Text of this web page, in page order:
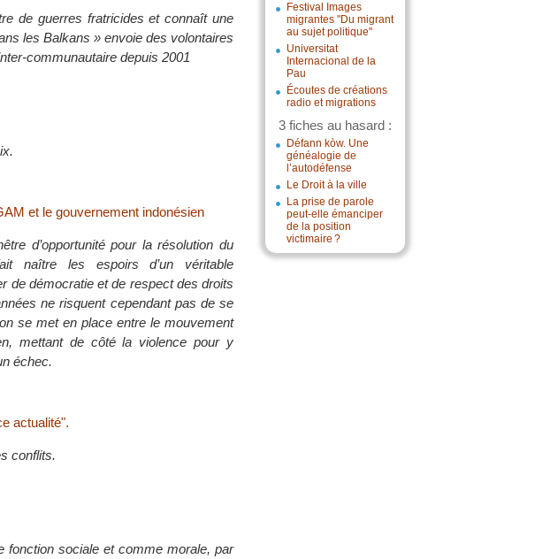
Festival Images
migrantes "Du migrant
au sujet politique"
Universitat
Internacional de la
Pau
Écoutes de créations
radio et migrations
3 fiches au hasard :
Défann kòw. Une
généalogie de
l’autodéfense
Le Droit à la ville
La prise de parole
peut-elle émanciper
de la position
victimaire ?
de guerres fratricides et connaît une
les Balkans » envoie des volontaires
communautaire depuis 2001
et le gouvernement indonésien
d’opportunité pour la résolution du
naître les espoirs d’un véritable
de démocratie et de respect des droits
ne risquent cependant pas de se
se met en place entre le mouvement
mettant de côté la violence pour y
échec.
actualité".
conflits.
fonction sociale et comme morale, par